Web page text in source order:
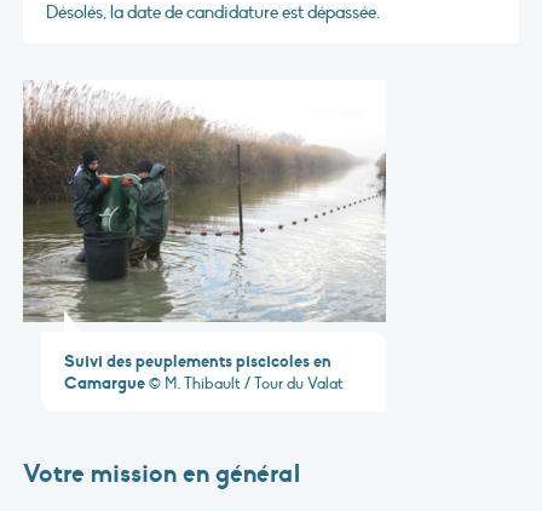
Désolés, la date de candidature est dépassée.
Suivi des peuplements piscicoles en
Camargue© M. Thibault / Tour du Valat
Votre mission en général